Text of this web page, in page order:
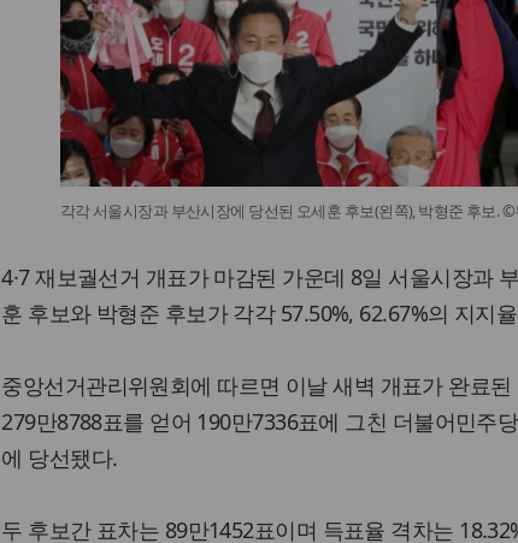
각각 서울시장과 부산시장에 당선된 오세훈 후보(왼쪽), 박형준 후보.
4·7 재보궐선거 개표가 마감된 가운데 8일 서울시장과
훈 후보와 박형준 후보가 각각 57.50%, 62.67%의 지지
중앙선거관리위원회에 따르면 이날 새벽 개표가 완료
279만8788표를 얻어 190만7336표에 그친 더불어민주
에 당선됐다.
두 후보간 표차는 89만1452표이며 득표율 격차는